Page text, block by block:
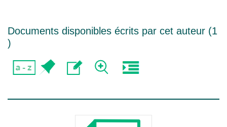
Documents disponibles écrits par cet auteur (1
)